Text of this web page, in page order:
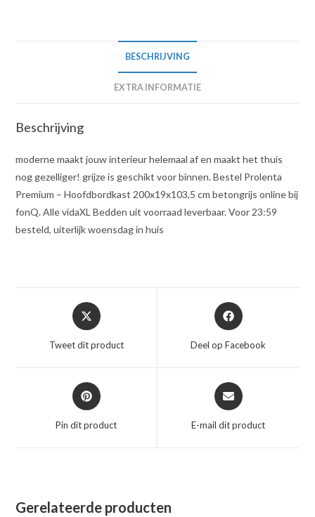
BESCHRIJVING
EXTRA INFORMATIE
Beschrijving
moderne maakt jouw interieur helemaal af en maakt het thuis
nog gezelliger! grijze is geschikt voor binnen. Bestel Prolenta
Premium – Hoofdbordkast 200x19x103,5 cm betongrijs online bij
fonQ. Alle vidaXL Bedden uit voorraad leverbaar. Voor 23:59
besteld, uiterlijk woensdag in huis
Opent
in
nieuw
Tweet dit product
Opent
in
nieuw
Deel op Facebook
Opent
in
nieuw
Pin dit product
Opent
in
nieuw
E-mail dit product
Gerelateerde producten